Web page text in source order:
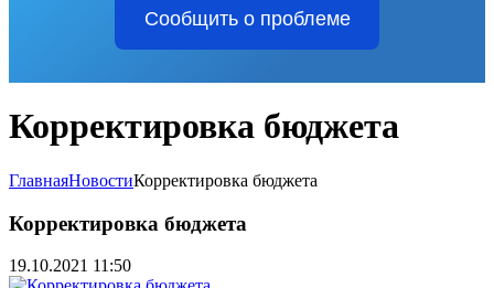
Сообщить о проблеме
Корректировка бюджета
ГлавнаяНовостиКорректировка бюджета
Корректировка бюджета
19.10.2021 11:50